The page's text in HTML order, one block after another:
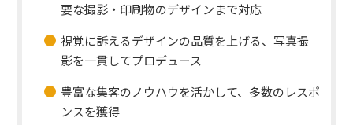
要な撮影・印刷物のデザインまで対応
視覚に訴えるデザインの品質を上げる、写真撮
影を一貫してプロデュース
豊富な集客のノウハウを活かして、多数のレスポ
ンスを獲得